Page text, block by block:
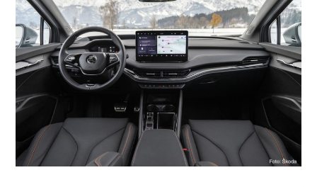
E+PIH
LEXIKON A
A BIS Z
KONTAKT